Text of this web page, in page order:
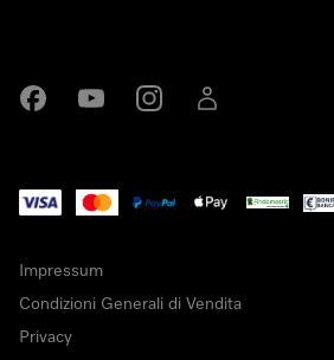
Impressum
Condizioni Generali di Vendita
Privacy